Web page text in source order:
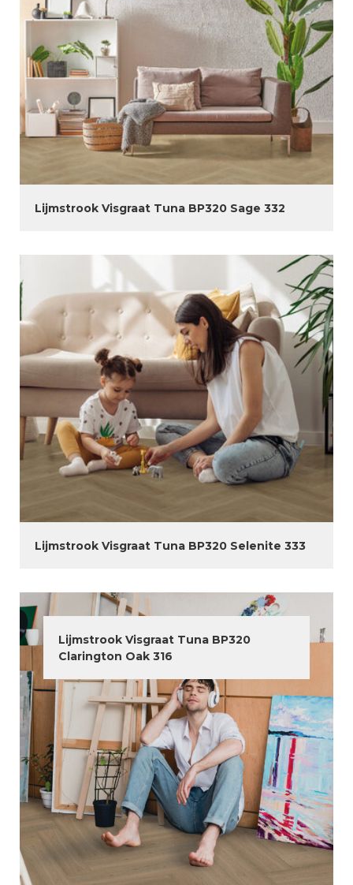
Lijmstrook Visgraat Tuna BP320 Sage 332
Lijmstrook Visgraat Tuna BP320 Selenite 333
Lijmstrook Visgraat Tuna BP320
Clarington Oak 316